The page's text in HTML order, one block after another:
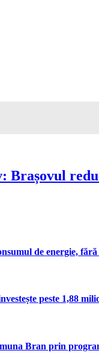
de energie,
peste 1,88
Bran prin